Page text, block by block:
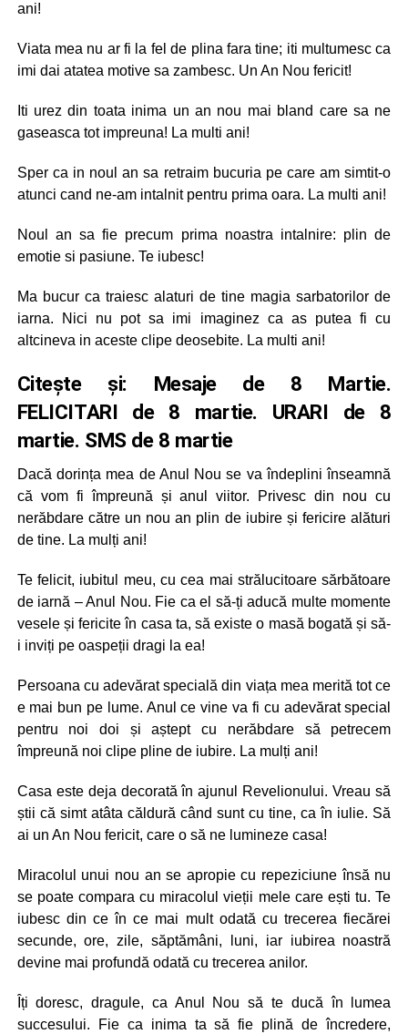
ani!
Viata mea nu ar fi la fel de plina fara tine; iti multumesc ca
imi dai atatea motive sa zambesc. Un An Nou fericit!
Iti urez din toata inima un an nou mai bland care sa ne
gaseasca tot impreuna! La multi ani!
Sper ca in noul an sa retraim bucuria pe care am simtit-o
atunci cand ne-am intalnit pentru prima oara. La multi ani!
Noul an sa fie precum prima noastra intalnire: plin de
emotie si pasiune. Te iubesc!
Ma bucur ca traiesc alaturi de tine magia sarbatorilor de
iarna. Nici nu pot sa imi imaginez ca as putea fi cu
altcineva in aceste clipe deosebite. La multi ani!
Citește și: Mesaje de 8 Martie.
FELICITARI de 8 martie. URARI de 8
martie. SMS de 8 martie
Dacă dorința mea de Anul Nou se va îndeplini înseamnă
că vom fi împreună și anul viitor. Privesc din nou cu
nerăbdare către un nou an plin de iubire și fericire alături
de tine. La mulți ani!
Te felicit, iubitul meu, cu cea mai strălucitoare sărbătoare
de iarnă – Anul Nou. Fie ca el să-ți aducă multe momente
vesele și fericite în casa ta, să existe o masă bogată și să-
i inviți pe oaspeții dragi la ea!
Persoana cu adevărat specială din viața mea merită tot ce
e mai bun pe lume. Anul ce vine va fi cu adevărat special
pentru noi doi și aștept cu nerăbdare să petrecem
împreună noi clipe pline de iubire. La mulți ani!
Casa este deja decorată în ajunul Revelionului. Vreau să
știi că simt atâta căldură când sunt cu tine, ca în iulie. Să
ai un An Nou fericit, care o să ne lumineze casa!
Miracolul unui nou an se apropie cu repeziciune însă nu
se poate compara cu miracolul vieții mele care ești tu. Te
iubesc din ce în ce mai mult odată cu trecerea fiecărei
secunde, ore, zile, săptămâni, luni, iar iubirea noastră
devine mai profundă odată cu trecerea anilor.
Îți doresc, dragule, ca Anul Nou să te ducă în lumea
succesului. Fie ca inima ta să fie plină de încredere,